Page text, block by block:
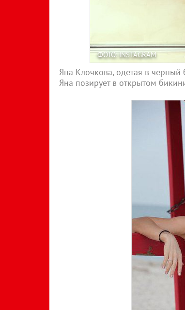
ФОТО: INSTAGRAM
Яна Клочкова, одетая в черный
Яна позирует в открытом